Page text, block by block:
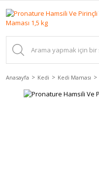
Anasayfa Kedi Kedi Maması